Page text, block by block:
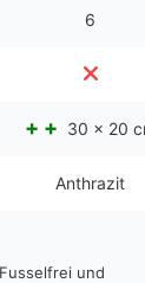
6
30 x 20
Anthrazit
Fusselfrei und